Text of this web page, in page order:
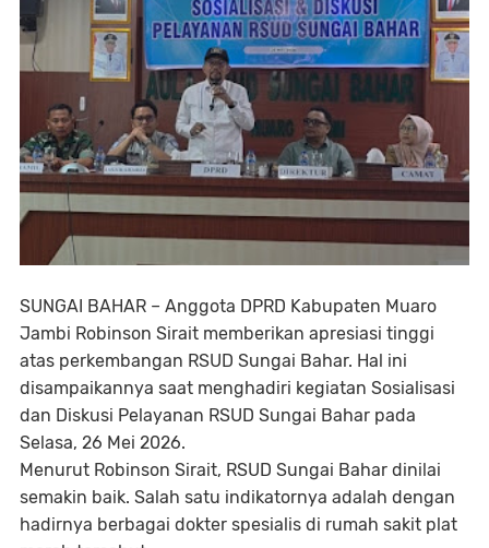
SUNGAI BAHAR – Anggota DPRD Kabupaten Muaro
Jambi Robinson Sirait memberikan apresiasi tinggi
atas perkembangan RSUD Sungai Bahar. Hal ini
disampaikannya saat menghadiri kegiatan Sosialisasi
dan Diskusi Pelayanan RSUD Sungai Bahar pada
Selasa, 26 Mei 2026.
Menurut Robinson Sirait, RSUD Sungai Bahar dinilai
semakin baik. Salah satu indikatornya adalah dengan
hadirnya berbagai dokter spesialis di rumah sakit plat